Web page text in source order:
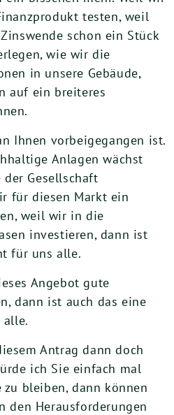
testen, weil
schon ein Stück
wie wir die
in unsere Gebäude,
auf ein breiteres
Ihnen vorbeigegangen ist.
Anlagen wächst
Gesellschaft
für diesen Markt ein
weil wir in die
investieren, dann ist
für uns alle.
Angebot gute
dann ist auch das eine
Antrag dann doch
ich Sie einfach mal
bleiben, dann können
den Herausforderungen